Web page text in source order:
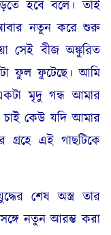
হবে বলে। তাই
নতুন করে শুরু
সেই বীজ অঙ্কুরিত
ফুল ফুটেছে। আমি
মৃদু গন্ধ আমার
কেউ যদি আমার
গ্রহে এই গাছটিকে
শেষ অস্ত্র তার
নতুন আরম্ভ করা